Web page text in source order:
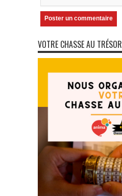
VOTRE CHASSE AU TRÉSOR